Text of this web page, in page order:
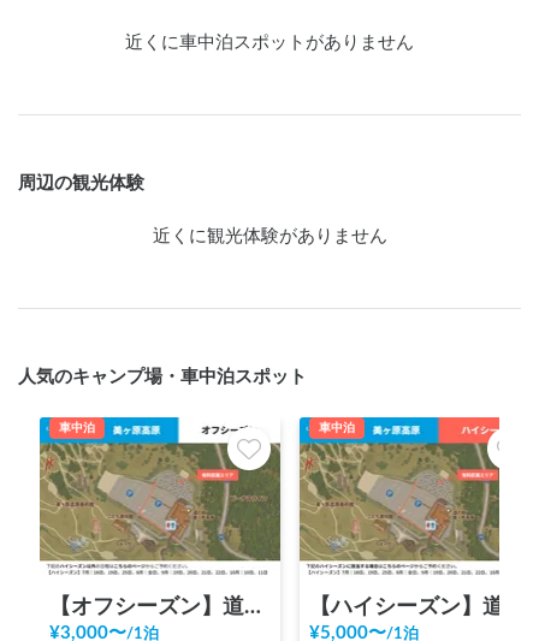
近くに車中泊スポットがありません
周辺の観光体験
近くに観光体験がありません
人気のキャンプ場・車中泊スポット
車中泊
【オフシーズン】道の駅 美ヶ原高原
¥3,000〜/1泊
車中泊
¥5,000〜/1泊